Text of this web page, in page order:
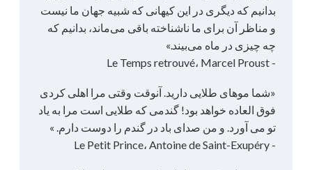
بدانیم که دیگری در این کیهانی که شبیه جهان ما نیست
و مناظر آن برای ما ناشناخته باقی می‌ماند، بدانیم که
چه چیزی در ماه می‌بیند.»
- Le Temps retrouvé، Marcel Proust
«شما موهای طلایی دارید. آنوقت وقتی مرا اهلی کردی
فوق العاده خواهد بود! گندمی که طلایی است مرا به یاد
تو می آورد. و من صدای باد در گندم را دوست دارم. »
- Le Petit Prince، Antoine de Saint-Exupéry